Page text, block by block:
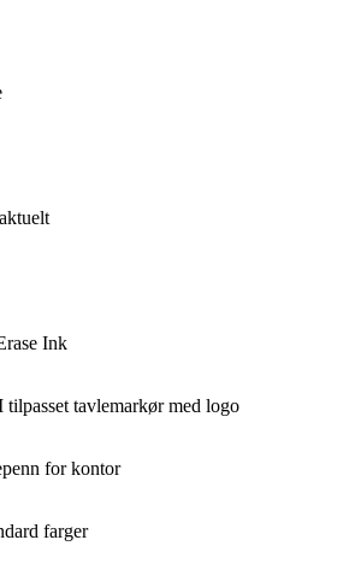
Ink
tilpasset tavlemarkør med logo
for kontor
farger